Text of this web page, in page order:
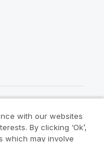
with our websites
By clicking ‘Ok’,
which may involve